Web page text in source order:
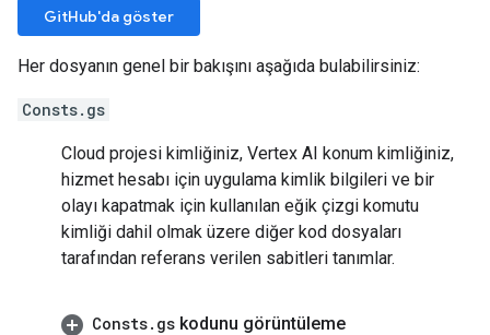
GitHub'da göster
Her dosyanın genel bir bakışını aşağıda bulabilirsiniz:
Consts.gs
Cloud projesi kimliğiniz, Vertex AI konum kimliğiniz,
hizmet hesabı için uygulama kimlik bilgileri ve bir
olayı kapatmak için kullanılan eğik çizgi komutu
kimliği dahil olmak üzere diğer kod dosyaları
tarafından referans verilen sabitleri tanımlar.
Consts. gs kodunu görüntüleme